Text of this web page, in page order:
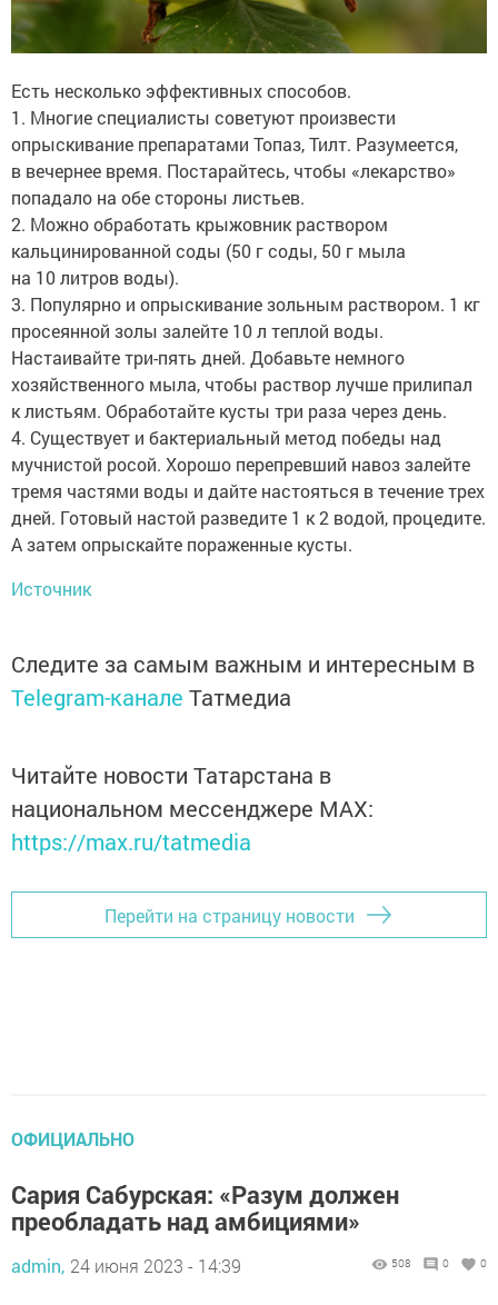
Есть несколько эффективных способов.
1. Многие специалисты советуют произвести
опрыскивание препаратами Топаз, Тилт. Разумеется,
в вечернее время. Постарайтесь, чтобы «лекарство»
попадало на обе стороны листьев.
2. Можно обработать крыжовник раствором
кальцинированной соды (50 г соды, 50 г мыла
на 10 литров воды).
3. Популярно и опрыскивание зольным раствором. 1 кг
просеянной золы залейте 10 л теплой воды.
Настаивайте три-пять дней. Добавьте немного
хозяйственного мыла, чтобы раствор лучше прилипал
к листьям. Обработайте кусты три раза через день.
4. Существует и бактериальный метод победы над
мучнистой росой. Хорошо перепревший навоз залейте
тремя частями воды и дайте настояться в течение трех
дней. Готовый настой разведите 1 к 2 водой, процедите.
А затем опрыскайте пораженные кусты.
Источник
Следите за самым важным и интересным в
Telegram-канале Татмедиа
Читайте новости Татарстана в
национальном мессенджере MАХ:
https://max.ru/tatmedia
Перейти на страницу новости
ОФИЦИАЛЬНО
Сария Сабурская: «Разум должен
преобладать над амбициями»
admin, 24 июня 2023 - 14:39 508 0 0